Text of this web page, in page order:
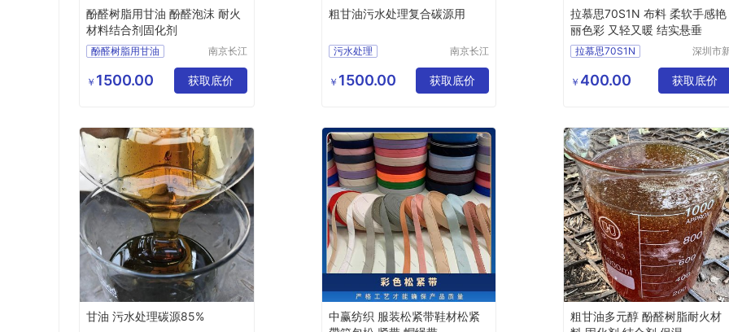
酚醛树脂用甘油 酚醛泡沫 耐火
材料结合剂固化剂
酚醛树脂用甘油
酚醛树脂用甘油厂家直销
酚醛树脂用甘油行情
酚醛树脂用甘油供求信息
南京长江
科技有限
公司
￥ 1500.00 获取底价
粗甘油污水处理复合碳源用
污水处理
污水处理行情
南京长江
科技有限
公司
￥ 1500.00 获取底价
拉慕思70S1N 布料 柔软手感艳
丽色彩 又轻又暖 结实悬垂
拉慕思70S1N
ASAHIKASEI旭化成70S1N布料
LAMOUS70S1N布料批发
深圳市
链有限公
司
￥ 400.00 获取底价
甘油 污水处理碳源85%
中赢纺织 服装松紧带鞋材松紧
粗甘油多元醇 酚醛树脂耐火材